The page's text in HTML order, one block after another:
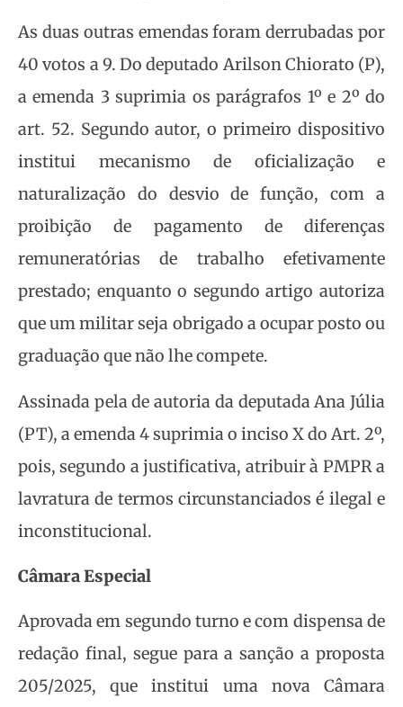
As duas outras emendas foram derrubadas por
40 votos a 9. Do deputado Arilson Chiorato (P),
a emenda 3 suprimia os parágrafos 1º e 2º do
art. 52. Segundo autor, o primeiro dispositivo
institui mecanismo de oficialização e
naturalização do desvio de função, com a
proibição de pagamento de diferenças
remuneratórias de trabalho efetivamente
prestado; enquanto o segundo artigo autoriza
que um militar seja obrigado a ocupar posto ou
graduação que não lhe compete.
Assinada pela de autoria da deputada Ana Júlia
(PT), a emenda 4 suprimia o inciso X do Art. 2º,
pois, segundo a justificativa, atribuir à PMPR a
lavratura de termos circunstanciados é ilegal e
inconstitucional.
Câmara Especial
Aprovada em segundo turno e com dispensa de
redação final, segue para a sanção a proposta
205/2025, que institui uma nova Câmara